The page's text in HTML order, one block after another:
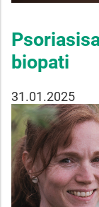
biopati
31.01.2025